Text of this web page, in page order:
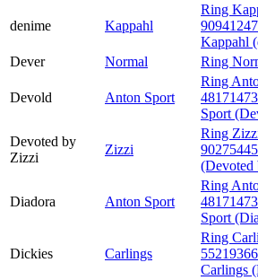
denime Kappahl
Ring
90941247
Kappahl
Dever
Normal Ring
Devold Anton Sport
Ring
48171473
Sport
Devoted by
Zizzi
Zizzi
Ring
90275445
Diadora Anton Sport
Ring
48171473
Sport
Dickies Carlings
Ring
55219366
Carlings